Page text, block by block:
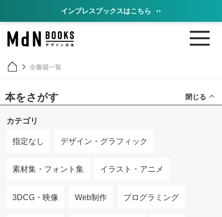
インプレスブックスはこちら ››
全書籍一覧
本をさがす 閉じる
カテゴリ
指定なし デザイン・グラフィック
素材集・フォント集 イラスト・アニメ
3DCG・映像 Web制作 プログラミング